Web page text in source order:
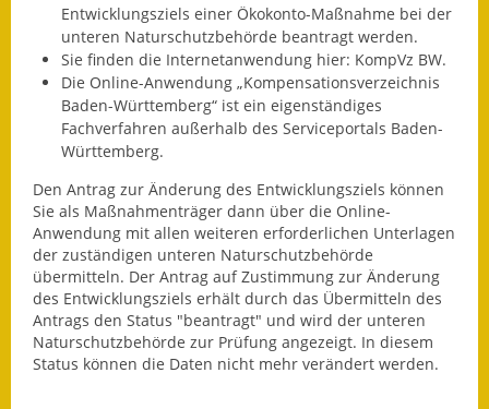
Fundbehörde
Gemeinderat
Sitzungsberichte 2015
Sitzungsberichte 2017
Sitzungsberichte 2018
Sitzungsberichte 2019
Sitzungsberichte 2020
Entwicklungsziels einer Ökokonto-Maßnahme bei der
unteren Naturschutzbehörde beantragt werden.
Sie finden die Internetanwendung hier: KompVz BW.
Die Online-Anwendung „Kompensationsverzeichnis
Baden-Württemberg“ ist ein eigenständiges
Fachverfahren außerhalb des Serviceportals Baden-
Württemberg.
Den Antrag zur Änderung des Entwicklungsziels können
Sie als Maßnahmenträger dann über die Online-
Anwendung mit allen weiteren erforderlichen Unterlagen
der zuständigen unteren Naturschutzbehörde
übermitteln. Der Antrag auf Zustimmung zur Änderung
des Entwicklungsziels erhält durch das Übermitteln des
Antrags den Status "beantragt" und wird der unteren
Naturschutzbehörde zur Prüfung angezeigt. In diesem
Status können die Daten nicht mehr verändert werden.